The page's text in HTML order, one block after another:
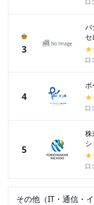
口
♚
3
パ
セ
★
口
4
ポ
★
口
5
株
シ
★
口
その他（IT・通信・